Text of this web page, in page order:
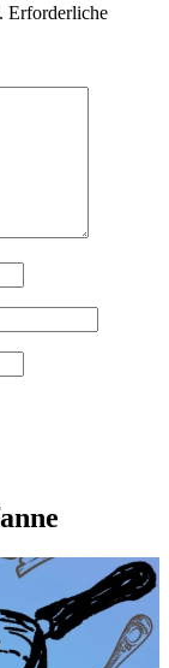
Erforderliche